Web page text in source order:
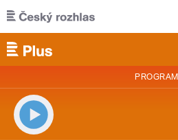
Přejít k hlavnímu obsahu
PROGRAM